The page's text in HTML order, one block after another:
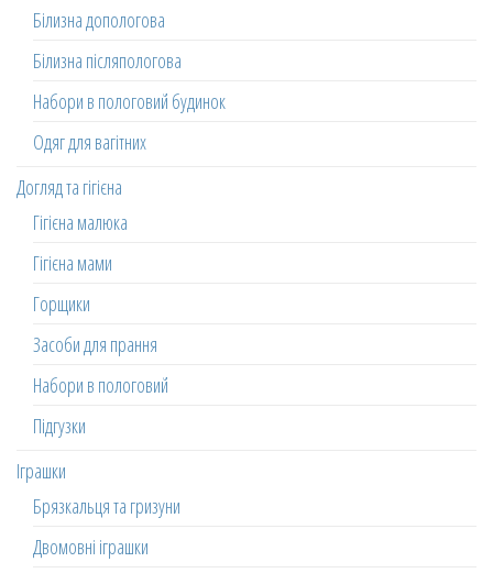
Білизна допологова
Білизна післяпологова
Набори в пологовий будинок
Одяг для вагітних
Догляд та гігієна
Гігієна малюка
Гігієна мами
Горщики
Засоби для прання
Набори в пологовий
Підгузки
Іграшки
Брязкальця та гризуни
Двомовні іграшки